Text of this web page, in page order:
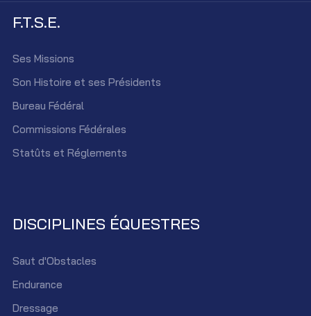
F.T.S.E.
Ses Missions
Son Histoire et ses Présidents
Bureau Fédéral
Commissions Fédérales
Statûts et Réglements
DISCIPLINES ÉQUESTRES
Saut d'Obstacles
Endurance
Dressage